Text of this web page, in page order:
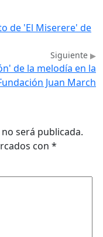
de 'El Miserere' de
Siguiente
de la melodía en la
Juan March
será publicada.
con *